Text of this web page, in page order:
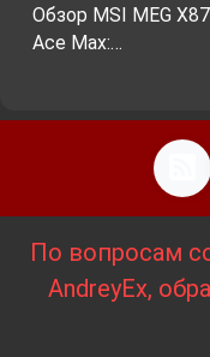
Обзор MSI MEG
Ace Max:…
По вопросам
AndreyEx,